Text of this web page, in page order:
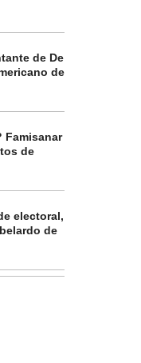
de De
de
Famisanar
de
electoral,
de